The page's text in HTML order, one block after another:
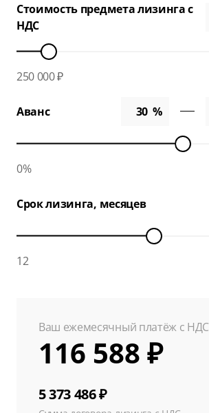
Стоимость предмета лизинга с
НДС
250 000 ₽
Аванс
0%
Срок лизинга, месяцев
12
Ваш ежемесячный платёж с НДС
116 588 ₽
5 373 486 ₽